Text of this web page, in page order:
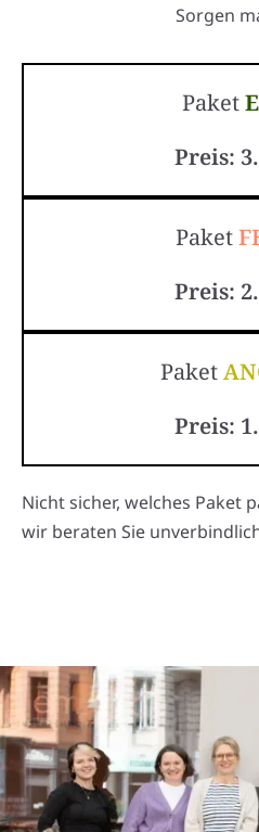
Sorgen
Paket
Preis:
Paket
Preis:
Paket
Preis:
Nicht sicher, welches Paket
wir beraten Sie